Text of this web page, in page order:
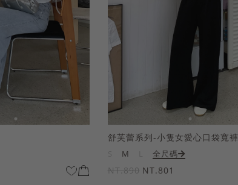
舒芙蕾系列-小隻女愛心口袋寬褲
M 全尺碼
NT.890 NT.801